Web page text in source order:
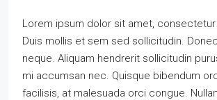
Lorem ipsum dolor sit amet,
Duis mollis et sem sed sollicitudin.
neque. Aliquam hendrerit sollicitudin
mi accumsan nec. Quisque bibendum
facilisis, at malesuada orci congue.